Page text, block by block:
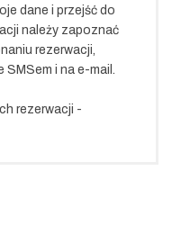
dane i przejść do
należy zapoznać
rezerwacji,
i na e-mail.
rezerwacji -